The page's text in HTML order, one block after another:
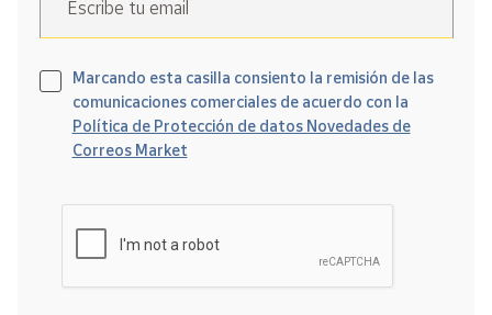
Escribe tu email
Marcando esta casilla consiento la remisión de las
comunicaciones comerciales de acuerdo con la
Política de Protección de datos Novedades de
Correos Market